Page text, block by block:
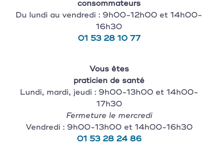
consommateurs
Du lundi au vendredi : 9h00-12h00 et 14h00-
16h30
01 53 28 10 77
Vous êtes
praticien de santé
Lundi, mardi, jeudi : 9h00-13h00 et 14h00-
17h30
Fermeture le mercredi
Vendredi : 9h00-13h00 et 14h00-16h30
01 53 28 24 86